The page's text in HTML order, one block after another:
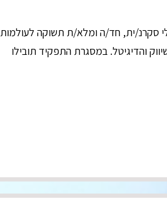
סקרנ/ית, חד/ה ומלא/ת תשוקה לעולמות
והדיגיטל. במסגרת התפקיד תובילו